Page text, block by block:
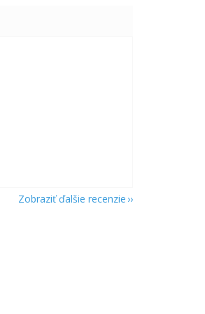
5 z 5 hviezdičiek.
5 z 5 hviezdičiek.
Zobraziť ďalšie recenzie